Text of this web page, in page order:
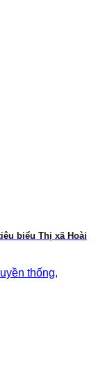
biểu Thị xã Hoài
thống,